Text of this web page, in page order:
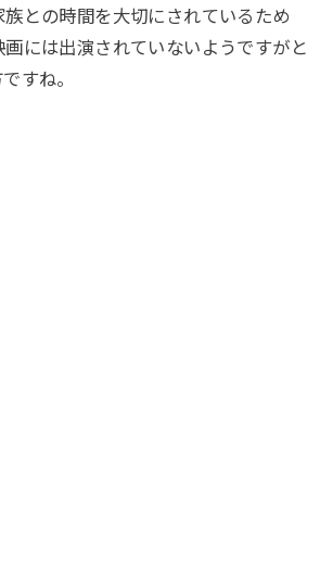
との時間を大切にされているため
には出演されていないようですがと
すね。